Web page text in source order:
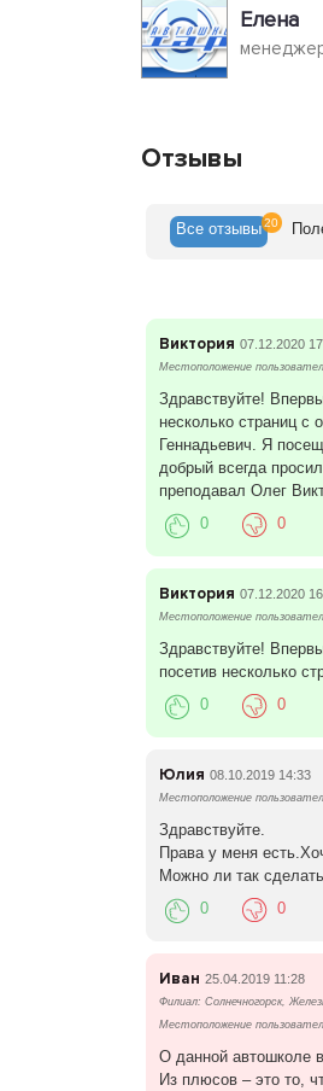
Елена
Отзывы
Все отзывы 20
Виктория 07.12.2020
Местоположение
Здравствуйте!
несколько страниц
Геннадьевич. Я
добрый всегда
преподавал Олег
0 0
Виктория 07.12.2020
Местоположение
Здравствуйте!
посетив несколько
0 0
Юлия 08.10.2019 14:33
Местоположение
Здравствуйте.
Права у меня
Можно ли так
0 0
Иван 25.04.2019 11:28
Филиал: Солнечногорск,
Местоположение
О данной автошколе
Из плюсов – это то,